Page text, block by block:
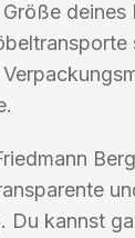
deines
Du kannst